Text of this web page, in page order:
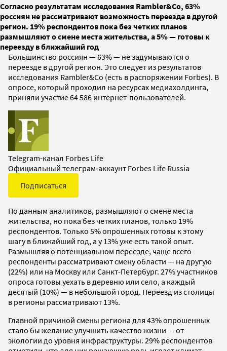
Согласно результатам исследования Rambler&Co, 63%
россиян не рассматривают возможность переезда в другой
регион. 19% респондентов пока без четких планов
размышляют о смене места жительства, а 5% — готовы к
переезду в ближайший год
Большинство россиян — 63% — не задумываются о
переезде в другой регион. Это следует из результатов
исследования Rambler&Co (есть в распоряжении Forbes). В
опросе, который проходил на ресурсах медиахолдинга,
приняли участие 64 586 интернет-пользователей.
Telegram-канал Forbes Life
Официальный телеграм-аккаунт Forbes Life Russia
Подписаться
По данным аналитиков, размышляют о смене места
жительства, но пока без четких планов, только 19%
респондентов. Только 5% опрошенных готовы к этому
шагу в ближайший год, а у 13% уже есть такой опыт.
Размышляя о потенциальном переезде, чаще всего
респонденты рассматривают смену области — на другую
(22%) или на Москву или Санкт-Петербург. 27% участников
опроса готовы уехать в деревню или село, а каждый
десятый (10%) — в небольшой город. Переезд из столицы
в регионы рассматривают 13%.
Главной причиной смены региона для 43% опрошенных
стало бы желание улучшить качество жизни — от
экологии до уровня инфраструктуры. 29% респондентов